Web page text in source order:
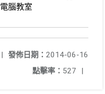
電腦教室
發佈日期： 2014-06-16
|
點擊率： 527 |